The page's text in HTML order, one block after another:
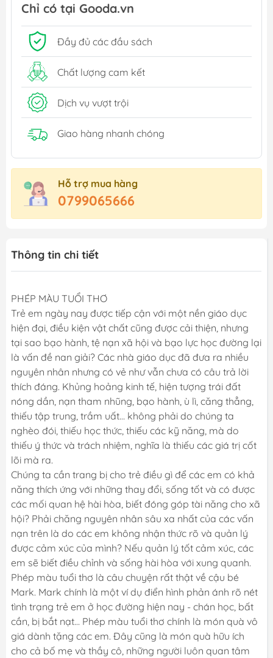
Chỉ có tại Gooda.vn
Đầy đủ các đầu sách
Chất lượng cam kết
Dịch vụ vượt trội
Giao hàng nhanh chóng
Hỗ trợ mua hàng
0799065666
Thông tin chi tiết
PHÉP MÀU TUỔI THƠ
Trẻ em ngày nay được tiếp cận với một nền giáo dục
hiện đại, điều kiện vật chất cũng được cải thiện, nhưng
tại sao bạo hành, tệ nạn xã hội và bạo lực học đường lại
là vấn đề nan giải? Các nhà giáo dục đã đưa ra nhiều
nguyên nhân nhưng có vẻ như vẫn chưa có câu trả lời
thích đáng. Khủng hoảng kinh tế, hiện tượng trái đất
nóng dần, nạn tham nhũng, bạo hành, ù lì, căng thẳng,
thiếu tập trung, trầm uất… không phải do chúng ta
nghèo đói, thiếu học thức, thiếu các kỹ năng, mà do
thiếu ý thức và trách nhiệm, nghĩa là thiếu các giá trị cốt
lõi mà ra.
Chúng ta cần trang bị cho trẻ điều gì để các em có khả
năng thích ứng với những thay đổi, sống tốt và có được
các mối quan hệ hài hòa, biết đóng góp tài năng cho xã
hội? Phải chăng nguyên nhân sâu xa nhất của các vấn
nạn trên là do các em không nhận thức rõ và quản lý
được cảm xúc của mình? Nếu quản lý tốt cảm xúc, các
em sẽ biết điều chỉnh và sống hài hòa với xung quanh.
Phép màu tuổi thơ là câu chuyện rất thật về cậu bé
Mark. Mark chính là một ví dụ điển hình phản ánh rõ nét
tình trạng trẻ em ở học đường hiện nay - chán học, bất
cần, bị bắt nạt… Phép màu tuổi thơ chính là món quà vô
giá dành tặng các em. Đây cũng là món quà hữu ích
cho cả bố mẹ và thầy cô, những người luôn quan tâm